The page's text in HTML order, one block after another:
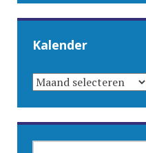
Kalender
KALENDER